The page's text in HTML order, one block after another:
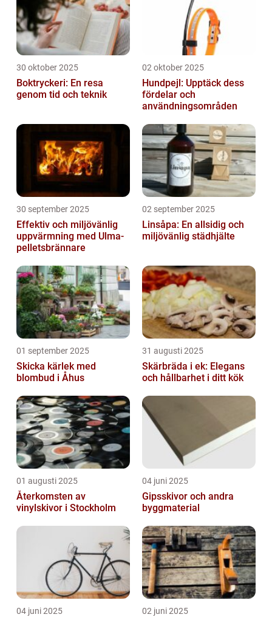
30 oktober 2025
Boktryckeri: En resa
genom tid och teknik
02 oktober 2025
Hundpejl: Upptäck dess
fördelar och
användningsområden
30 september 2025
Effektiv och miljövänlig
uppvärmning med Ulma-
pelletsbrännare
02 september 2025
Linsåpa: En allsidig och
miljövänlig städhjälte
01 september 2025
Skicka kärlek med
blombud i Åhus
31 augusti 2025
Skärbräda i ek: Elegans
och hållbarhet i ditt kök
01 augusti 2025
Återkomsten av
vinylskivor i Stockholm
04 juni 2025
Gipsskivor och andra
byggmaterial
04 juni 2025 02 juni 2025